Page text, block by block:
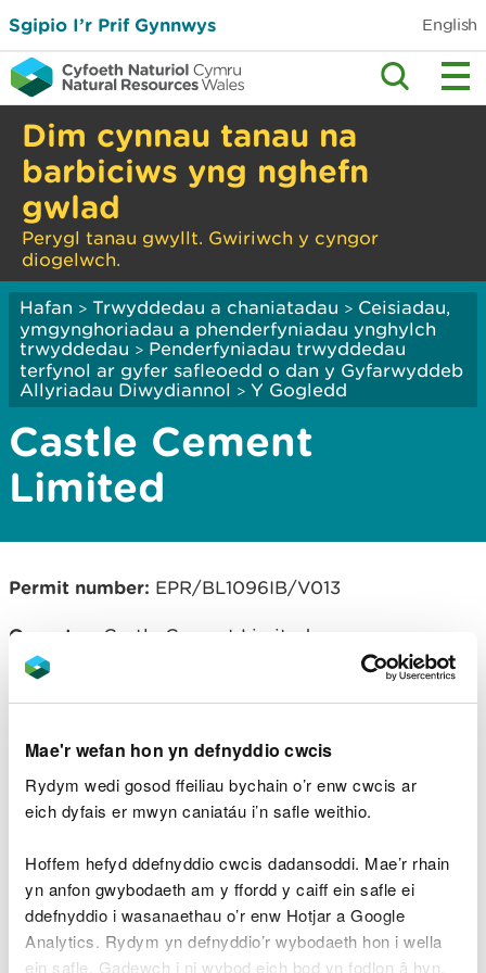
Mae'r wefan hon yn defnyddio cwcis
Rydym wedi gosod ffeiliau bychain o’r enw cwcis ar
eich dyfais er mwyn caniatáu i’n safle weithio.
Hoffem hefyd ddefnyddio cwcis dadansoddi. Mae’r rhain
yn anfon gwybodaeth am y ffordd y caiff ein safle ei
ddefnyddio i wasanaethau o’r enw Hotjar a Google
Analytics. Rydym yn defnyddio’r wybodaeth hon i wella
ein safle. Gadewch i ni wybod eich bod yn fodlon â hyn.
Sgipio I’r Prif Gynnwys English
Dim cynnau tanau na
barbiciws yng nghefn
gwlad
Perygl tanau gwyllt. Gwiriwch y cyngor
diogelwch.
Hafan > Trwyddedau a chaniatadau > Ceisiadau,
ymgynghoriadau a phenderfyniadau ynghylch
trwyddedau > Penderfyniadau trwyddedau
terfynol ar gyfer safleoedd o dan y Gyfarwyddeb
Allyriadau Diwydiannol > Y Gogledd
Castle Cement
Limited
Permit number: EPR/BL1096IB/V013
Operator: Castle Cement Limited
Lawrlwythiadau dogfennau
cysylltiedig
BL1096IB V013 Variation and
KB]
BL1096IB V013 Consolidated
Permit.pdf PDF [579.3 KB]